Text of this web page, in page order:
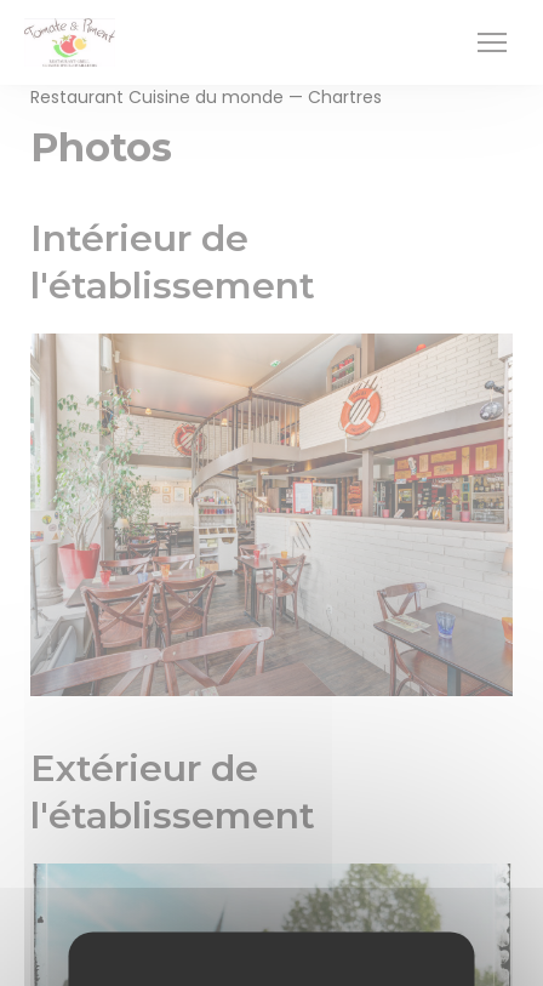
Personnalisation de vos choix en matière de cookies
Restaurant Cuisine du monde — Chartres
Photos
Intérieur de
l'établissement
Extérieur de
l'établissement